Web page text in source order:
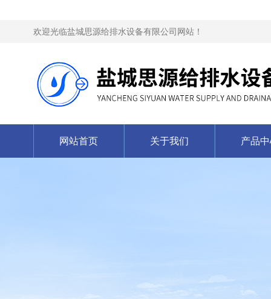
欢迎光临盐城思源给排水设备有限公司网站！
网站首页 关于我们 产品